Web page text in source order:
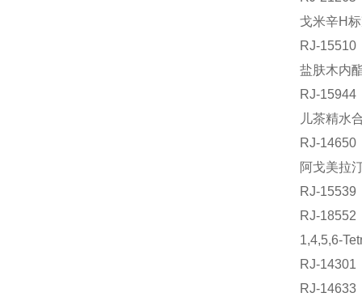
戈米辛H
RJ-
盐肤木内
RJ-
儿茶精水
RJ-
阿戈美拉
RJ-
RJ-
1,4,5,6-
RJ-
RJ-